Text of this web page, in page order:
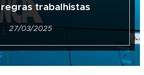
regras trabalhistas
27/03/2025